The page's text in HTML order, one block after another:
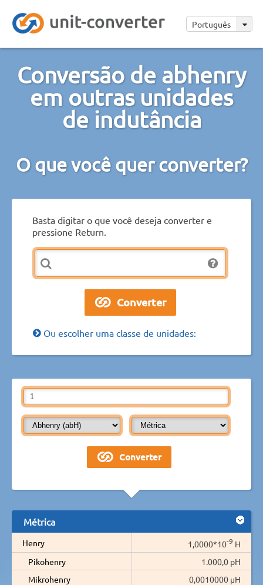
Português
Conversão de abhenry
em outras unidades
de indutância
O que você quer converter?
Basta digitar o que você deseja converter e
pressione Return.
Ou escolher uma classe de unidades:
Métrica
Henry 1,0000*10-9 H
Pikohenry
1.000,0 pH
Mikrohenry
0,0010000 µH